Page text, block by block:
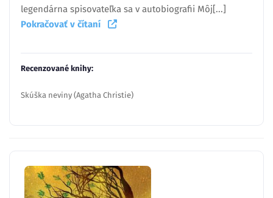
legendárna spisovateľka sa v autobiografii Môj[...]
Pokračovať v čítaní
Recenzované knihy:
Skúška neviny (Agatha Christie)